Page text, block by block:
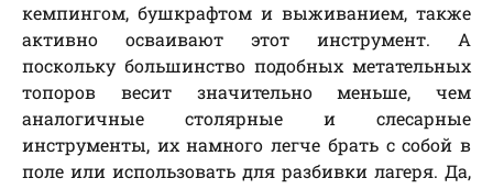
кемпингом, бушкрафтом и выживанием, также
активно осваивают этот инструмент. А
поскольку большинство подобных метательных
топоров весит значительно меньше, чем
аналогичные столярные и слесарные
инструменты, их намного легче брать с собой в
поле или использовать для разбивки лагеря. Да,